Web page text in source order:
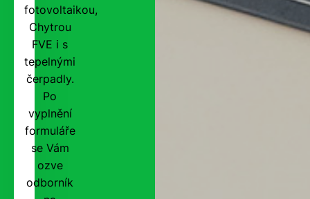
fotovoltaikou,
Chytrou
FVE i s
tepelnými
čerpadly.
Po
vyplnění
formuláře
se Vám
ozve
odborník